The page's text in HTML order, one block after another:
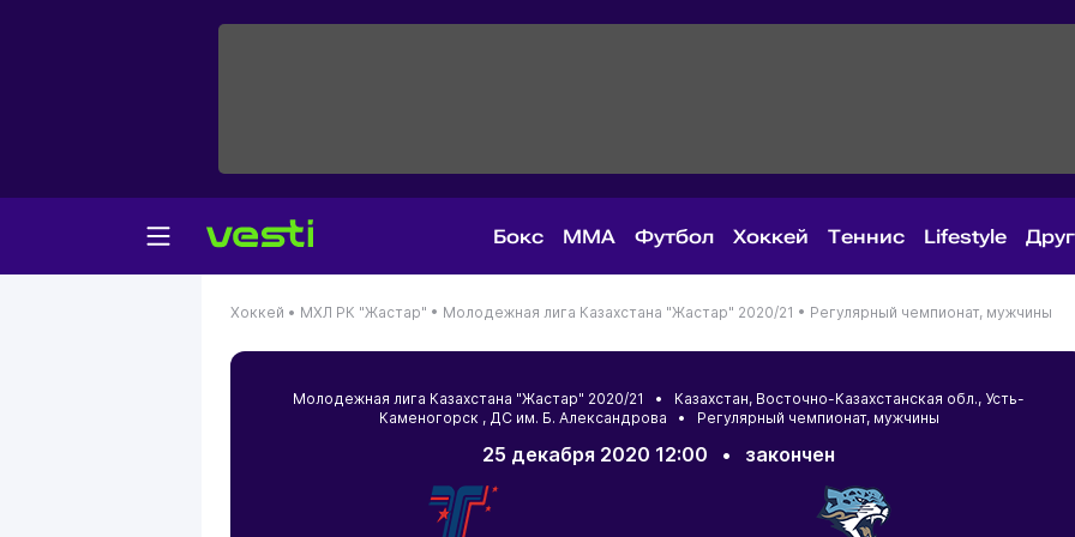
Бокс MMA Футбол Хоккей Теннис Lifestyle
Хоккей • МХЛ РК "Жастар" • Молодежная лига Казахстана "Жастар" 2020/21 • Регулярный чемпионат, мужчины
Молодежная лига Казахстана "Жастар" 2020/21 • Казахстан, Восточно-Казахстанская обл., Усть-
Каменогорск , ДС им. Б. Александрова • Регулярный чемпионат, мужчины
25 декабря 2020 12:00 • закончен